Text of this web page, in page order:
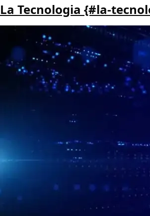
La Tecnologia {#la-